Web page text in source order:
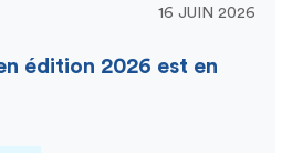
16 JUIN 2026
édition 2026 est en